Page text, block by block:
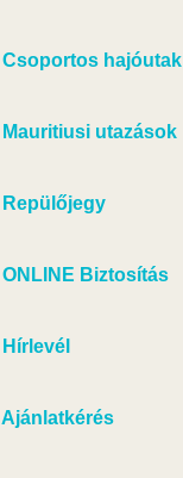
Csoportos hajóutak
Mauritiusi utazások
Repülőjegy
ONLINE Biztosítás
Hírlevél
Ajánlatkérés